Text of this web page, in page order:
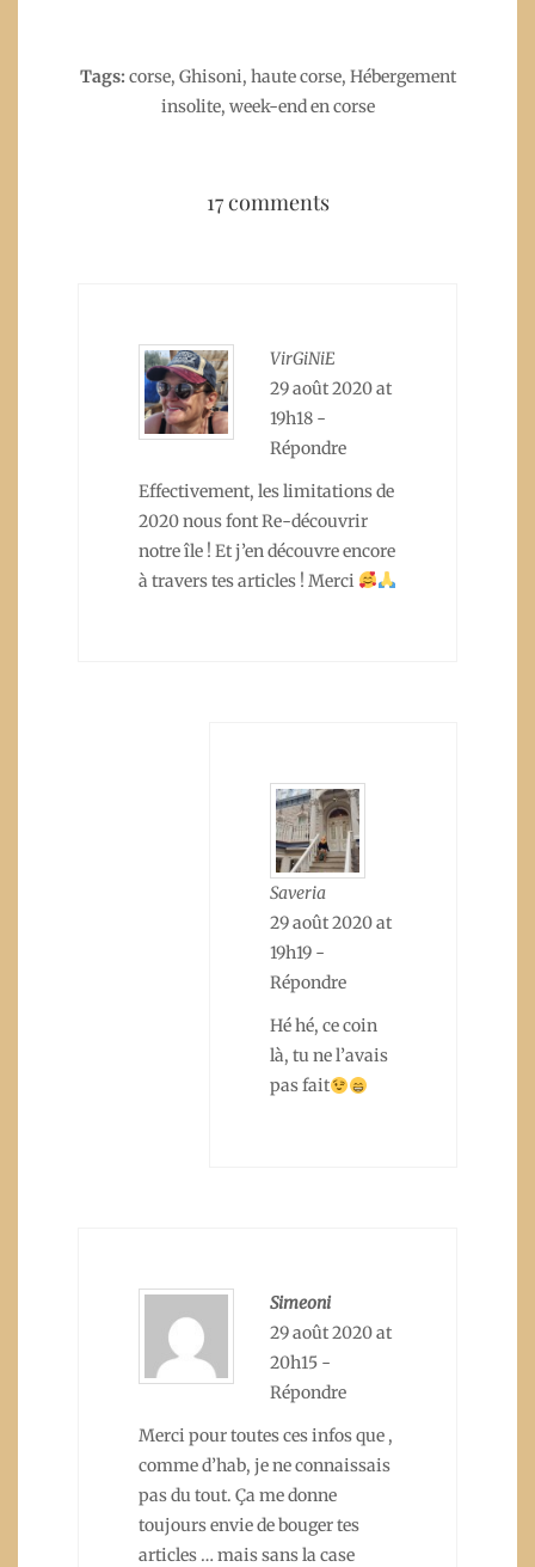
Tags: corse, Ghisoni, haute corse, Hébergement
insolite, week-end en corse
17 comments
VirGiNiE
29 août 2020 at
19h18 -
Répondre
Effectivement, les limitations de
2020 nous font Re-découvrir
notre île ! Et j’en découvre encore
à travers tes articles ! Merci
Saveria
29 août 2020 at
19h19 -
Répondre
Hé hé, ce coin
là, tu ne l’avais
pas fait
Simeoni
29 août 2020 at
20h15 -
Répondre
Merci pour toutes ces infos que ,
comme d’hab, je ne connaissais
pas du tout. Ça me donne
toujours envie de bouger tes
articles … mais sans la case